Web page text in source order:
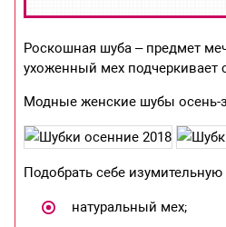
Роскошная шуба – предмет
ухоженный мех подчеркивает
Модные женские шубы осень-
Подобрать себе
натуральный мех;